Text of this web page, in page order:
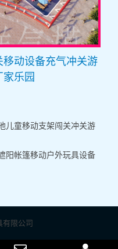
动设备充气冲关游
家乐园
儿童移动支架闯关冲关游
阳帐篷移动户外玩具设备
有限公司